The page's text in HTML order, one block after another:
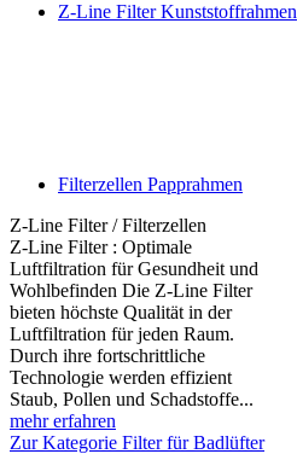
Z-Line Filter Kunststoffrahmen
Filterzellen Papprahmen
Z-Line Filter / Filterzellen
Z-Line Filter : Optimale
Luftfiltration für Gesundheit und
Wohlbefinden Die Z-Line Filter
bieten höchste Qualität in der
Luftfiltration für jeden Raum.
Durch ihre fortschrittliche
Technologie werden effizient
Staub, Pollen und Schadstoffe...
mehr erfahren
Zur Kategorie Filter für Badlüfter